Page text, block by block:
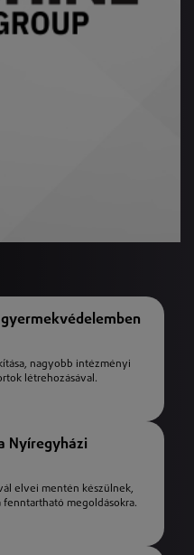
nagyobb intézményi
létrehozásával.
Nyíregyházi
elvei mentén készülnek,
megoldásokra.